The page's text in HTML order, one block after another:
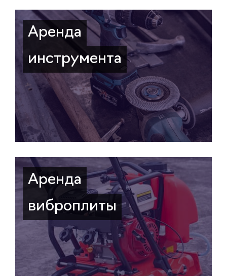
Аренда
инструмента
Аренда
виброплиты